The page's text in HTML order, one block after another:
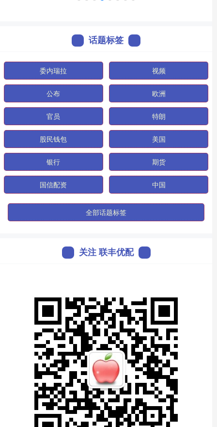
话题标签
委内瑞拉 视频
公布 欧洲
官员 特朗
股民钱包 美国
银行 期货
国信配资 中国
全部话题标签
关注 联丰优配